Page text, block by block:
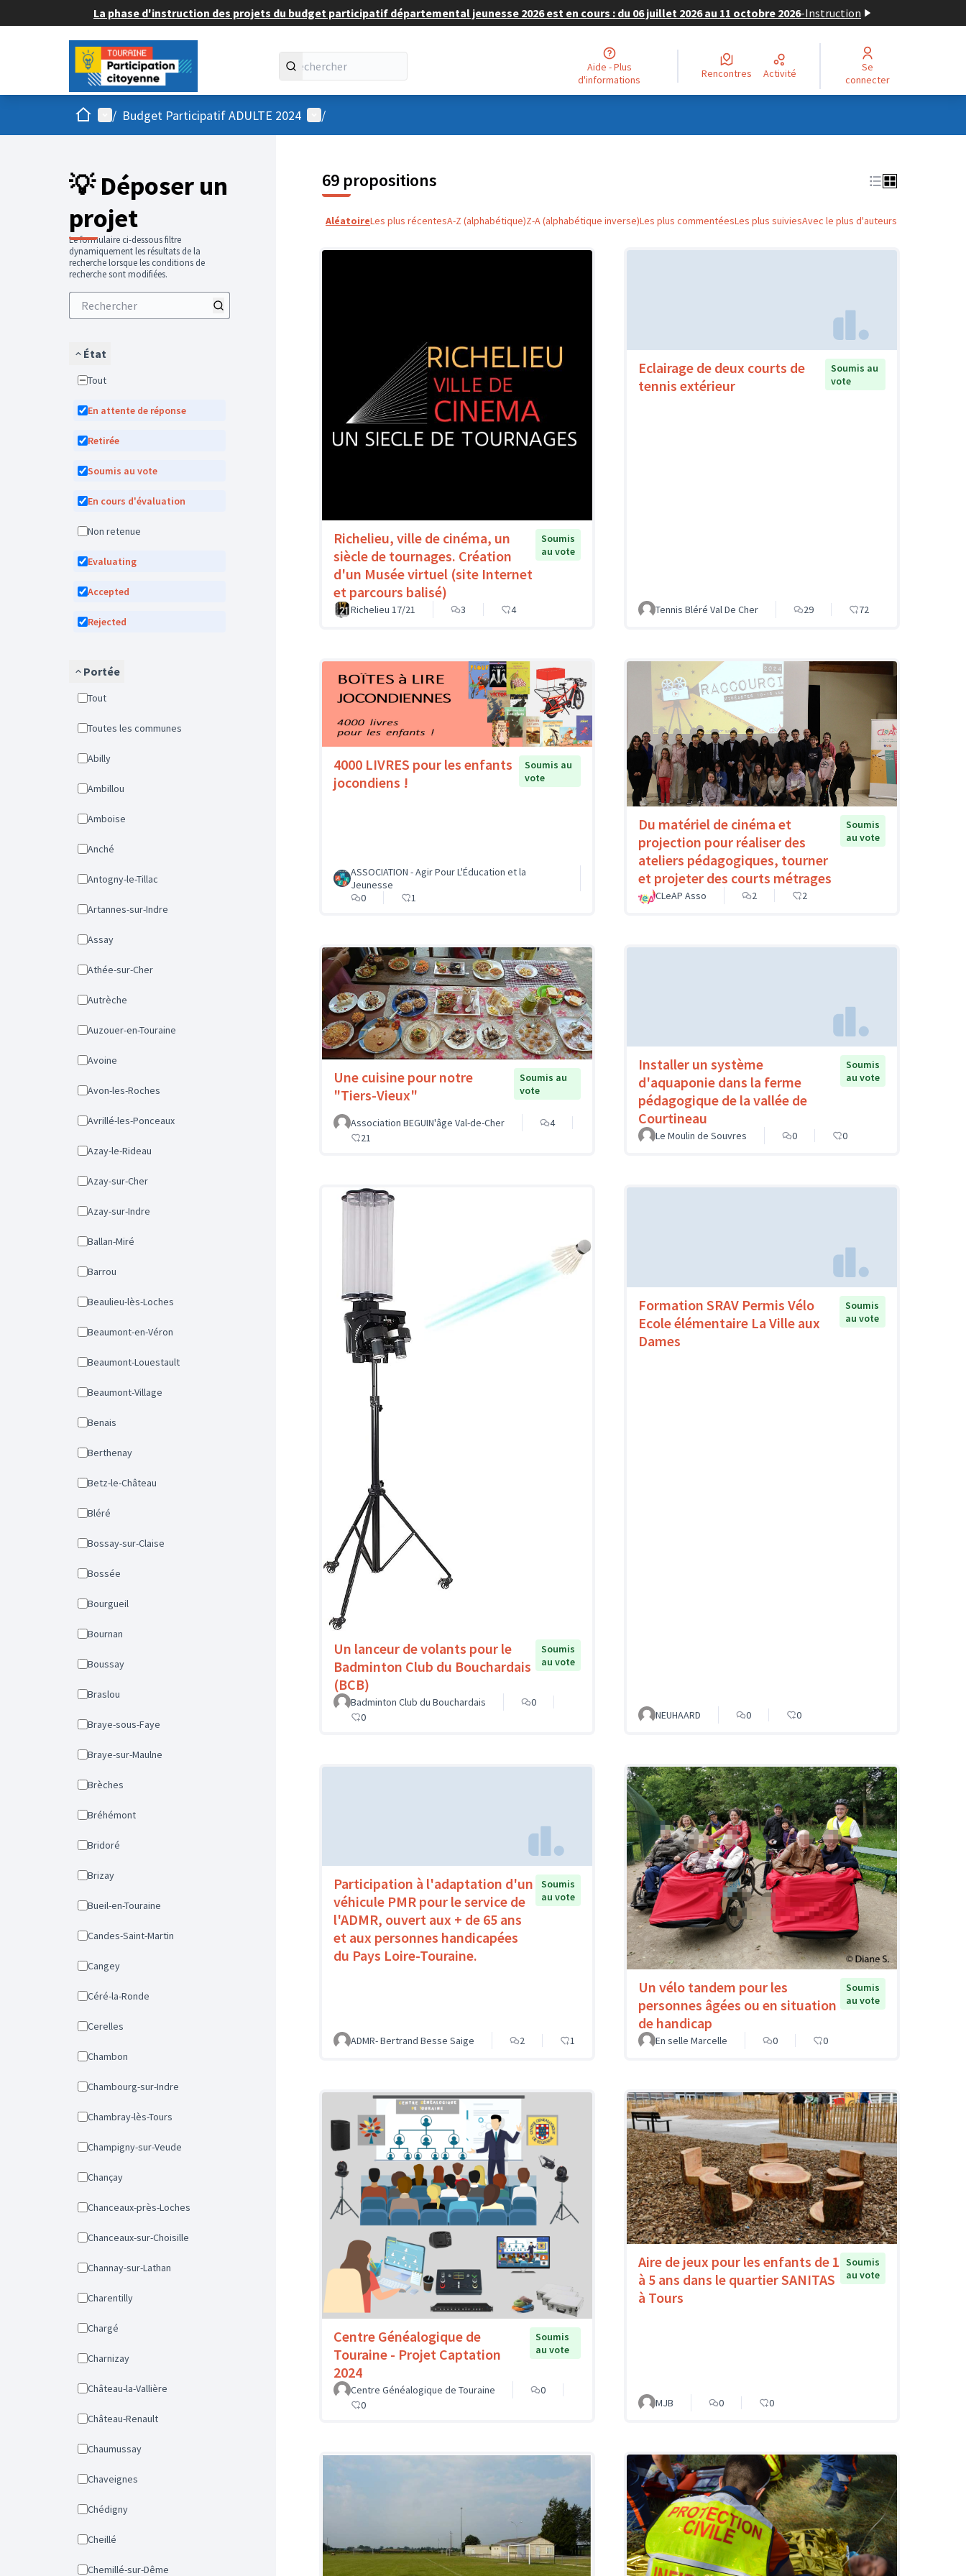
La phase d'instruction des projets du budget participatif départemental jeunesse 2026 est en cours : du 06 juillet 2026 au 11 octobre 2026-Instruction
Aide - Plus
d'informations
Rencontres Activité
Se
connecter
AccueilMenu principal
/ Budget Participatif ADULTE 2024 Menu utilisateur
/
💡 Déposer un
projet
Le formulaire ci-dessous filtre
dynamiquement les résultats de la
recherche lorsque les conditions de
recherche sont modifiées.
État
Tout
En attente de réponse
Retirée
Soumis au vote
En cours d'évaluation
Non retenue
Evaluating
Accepted
Rejected
Portée
Tout
Toutes les communes
Abilly
Ambillou
Amboise
Anché
Antogny-le-Tillac
Artannes-sur-Indre
Assay
Athée-sur-Cher
Autrèche
Auzouer-en-Touraine
Avoine
Avon-les-Roches
Avrillé-les-Ponceaux
Azay-le-Rideau
Azay-sur-Cher
Azay-sur-Indre
Ballan-Miré
Barrou
Beaulieu-lès-Loches
Beaumont-en-Véron
Beaumont-Louestault
Beaumont-Village
Benais
Berthenay
Betz-le-Château
Bléré
Bossay-sur-Claise
Bossée
Bourgueil
Bournan
Boussay
Braslou
Braye-sous-Faye
Braye-sur-Maulne
Brèches
Bréhémont
Bridoré
Brizay
Bueil-en-Touraine
Candes-Saint-Martin
Cangey
Céré-la-Ronde
Cerelles
Chambon
Chambourg-sur-Indre
Chambray-lès-Tours
Champigny-sur-Veude
Chançay
Chanceaux-près-Loches
Chanceaux-sur-Choisille
Channay-sur-Lathan
Charentilly
Chargé
Charnizay
Château-la-Vallière
Château-Renault
Chaumussay
Chaveignes
Chédigny
Cheillé
Chemillé-sur-Dême
69 propositions
AléatoireLes plus récentesA-Z (alphabétique)Z-A (alphabétique inverse)Les plus commentéesLes plus suiviesAvec le plus d'auteurs
Richelieu, ville de cinéma, un
siècle de tournages. Création
d'un Musée virtuel (site Internet
et parcours balisé)
Soumis
au vote
Richelieu 17/21 3 4
Eclairage de deux courts de
tennis extérieur
Soumis au
vote
Tennis Bléré Val De Cher 29 72
4000 LIVRES pour les enfants
jocondiens !
Soumis au
vote
ASSOCIATION - Agir Pour L'Éducation et la
Jeunesse
0
1
Du matériel de cinéma et
projection pour réaliser des
ateliers pédagogiques, tourner
et projeter des courts métrages
Soumis
au vote
CLeAP Asso 2 2
Une cuisine pour notre
"Tiers-Vieux"
Soumis au
vote
Association BEGUIN'âge Val-de-Cher
4
21
Installer un système
d'aquaponie dans la ferme
pédagogique de la vallée de
Courtineau
Soumis
au vote
Le Moulin de Souvres 0 0
Un lanceur de volants pour le
Badminton Club du Bouchardais
(BCB)
Soumis
au vote
Badminton Club du Bouchardais
0
0
Formation SRAV Permis Vélo
Ecole élémentaire La Ville aux
Dames
Soumis
au vote
NEUHAARD 0 0
Participation à l'adaptation d'un
véhicule PMR pour le service de
l'ADMR, ouvert aux + de 65 ans
et aux personnes handicapées
du Pays Loire-Touraine.
Soumis
au vote
ADMR- Bertrand Besse Saige 2 1
Un vélo tandem pour les
personnes âgées ou en situation
de handicap
Soumis
au vote
En selle Marcelle 0 0
Centre Généalogique de
Touraine - Projet Captation
2024
Soumis
au vote
Centre Généalogique de Touraine
0
0
Aire de jeux pour les enfants de 1
à 5 ans dans le quartier SANITAS
à Tours
Soumis
au vote
MJB 0 0